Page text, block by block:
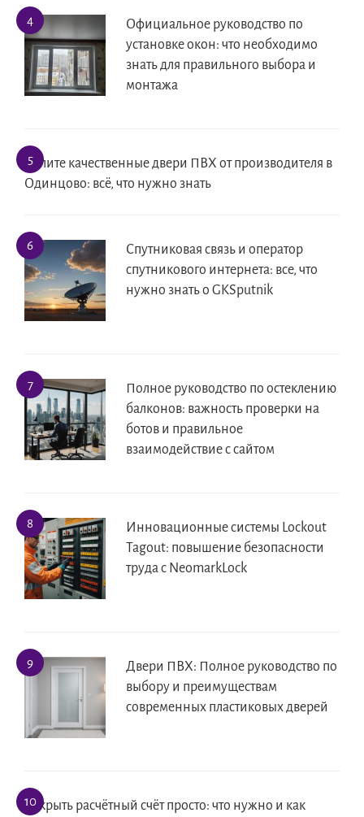
Официальное руководство по
установке окон: что необходимо
знать для правильного выбора и
монтажа
Купите качественные двери ПВХ от производителя в
Одинцово: всё, что нужно знать
Спутниковая связь и оператор
спутникового интернета: все, что
нужно знать о GKSputnik
Полное руководство по остеклению
балконов: важность проверки на
ботов и правильное
взаимодействие с сайтом
Инновационные системы Lockout
Tagout: повышение безопасности
труда с NeomarkLock
Двери ПВХ: Полное руководство по
выбору и преимуществам
современных пластиковых дверей
Открыть расчётный счёт просто: что нужно и как